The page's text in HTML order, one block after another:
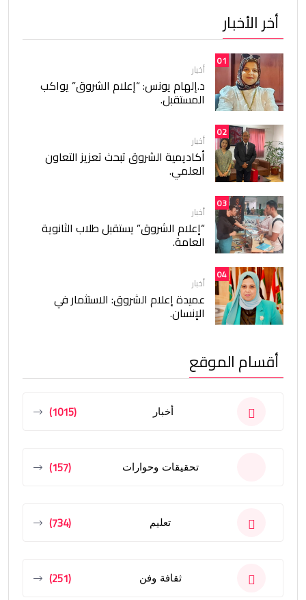
أخر الأخبار
01
أخبار
د.إلهام يونس: “إعلام الشروق” يواكب
المستقبل.
02
أخبار
أكاديمية الشروق تبحث تعزيز التعاون
العلمي.
03
أخبار
“إعلام الشروق” يستقبل طلاب الثانوية
العامة.
04
أخبار
عميدة إعلام الشروق: الاستثمار في
الإنسان.
أقسام الموقع
أخبار (1015)
تحقيقات وحوارات (157)
تعليم (734)
ثقافة وفن (251)